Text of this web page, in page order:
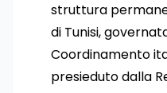
struttura
di Tunisi,
Coordinamento
presieduto dalla